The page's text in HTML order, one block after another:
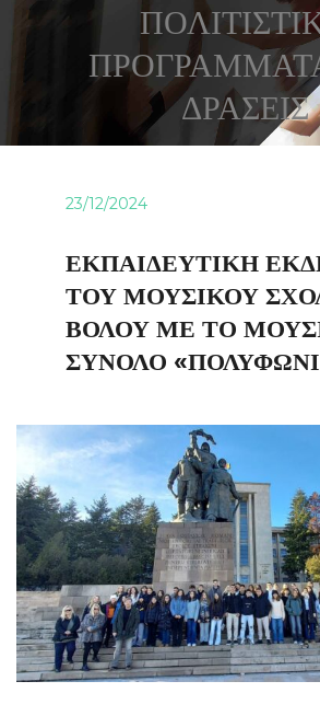
ΔΡΑΣΕΙΣ
23/12/2024
ΕΚΠΑΙΔΕΥΤΙΚΗ
ΤΟΥ ΜΟΥΣΙΚΟΥ
ΒΟΛΟΥ ΜΕ ΤΟ
ΣΥΝΟΛΟ